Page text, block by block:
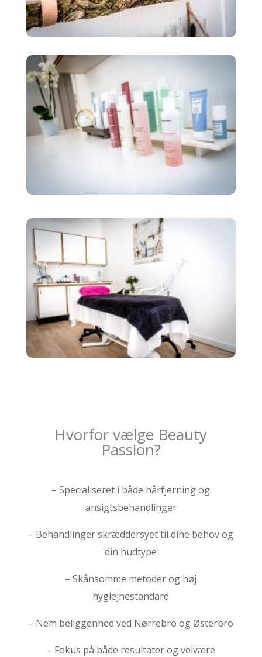
Hvorfor vælge Beauty
Passion?
– Specialiseret i både hårfjerning og
ansigtsbehandlinger
– Behandlinger skræddersyet til dine behov og
din hudtype
– Skånsomme metoder og høj
hygiejnestandard
– Nem beliggenhed ved Nørrebro og Østerbro
– Fokus på både resultater og velvære